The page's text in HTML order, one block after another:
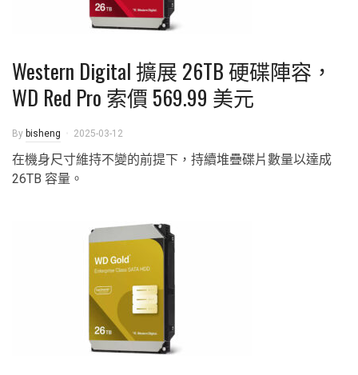
Western Digital 擴展 26TB 硬碟陣容，
WD Red Pro 索價 569.99 美元
By bisheng 2025-03-12
在機身尺寸維持不變的前提下，持續堆疊碟片數量以達成
26TB 容量。